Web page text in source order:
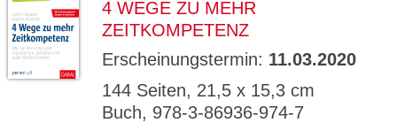
4 WEGE ZU MEHR
ZEITKOMPETENZ
Erscheinungstermin: 11.03.2020
144 Seiten, 21,5 x 15,3 cm
Buch, 978-3-86936-974-7